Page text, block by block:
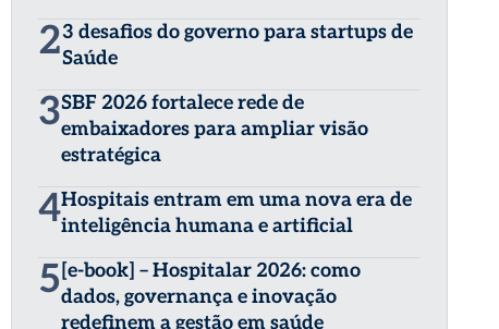
23 desafios do governo para startups de
Saúde
3SBF 2026 fortalece rede de
embaixadores para ampliar visão
estratégica
4Hospitais entram em uma nova era de
inteligência humana e artificial
5 [e-book] – Hospitalar 2026: como
dados, governança e inovação
redefinem a gestão em saúde